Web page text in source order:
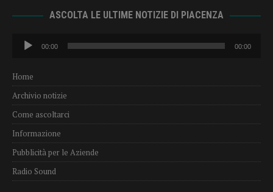
ASCOLTA LE ULTIME NOTIZIE DI PIACENZA
Audio
Player
00:00 00:00
Home
Archivio notizie
Come ascoltarci
Informazione
Pubblicità per le Aziende
Radio Sound